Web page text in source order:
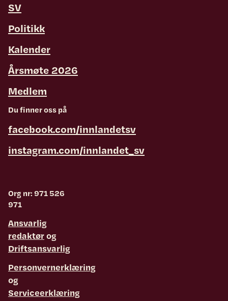
SV
Politikk
Kalender
Årsmøte 2026
Medlem
Du finner oss på
facebook.com/innlandetsv
instagram.com/innlandet_sv
Org nr: 971 526
971
Ansvarlig
redaktørog
Driftsansvarlig
Personvernerklæring
og
Serviceerklæring